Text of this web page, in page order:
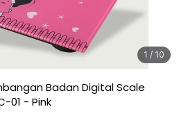
1 / 10
Badan Digital Scale
01 - Pink